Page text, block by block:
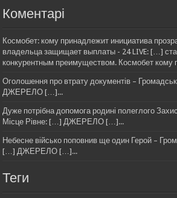
Коментарі
Космобет: кому принадлежит инициатива
владельца защищает выплаты - 24 LIVE: […]
конкурентным преимуществом. Космобет кому
Оголошення про втрату документів –
ДЖЕРЕЛО […]...
Дуже потрібна допомога родині полеглого
Місце Рівне: […] ДЖЕРЕЛО […]...
Небесне військо поповнив ще один Герой –
[…] ДЖЕРЕЛО […]...
Теги